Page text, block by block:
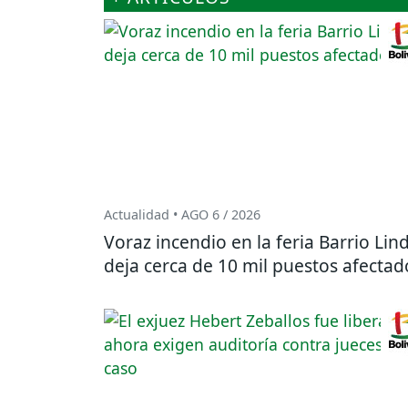
Actualidad • AGO 6 / 2026
Voraz incendio en la feria Barrio
deja cerca de 10 mil puestos